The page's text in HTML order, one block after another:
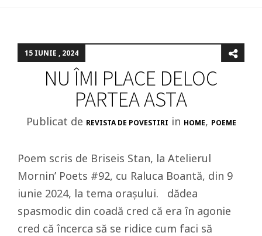
15 IUNIE , 2024
NU ÎMI PLACE DELOC
PARTEA ASTA
Publicat de REVISTA DE POVESTIRI in HOME, POEME
Poem scris de Briseis Stan, la Atelierul
Mornin’ Poets #92, cu Raluca Boantă, din 9
iunie 2024, la tema orașului. dădea
spasmodic din coadă cred că era în agonie
cred că încerca să se ridice cum faci să